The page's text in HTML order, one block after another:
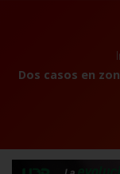
Dos casos en